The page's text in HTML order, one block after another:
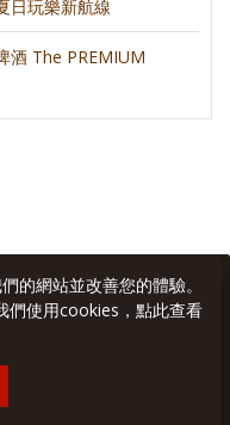
日玩樂新航線
酒 The PREMIUM
的網站並改善您的體驗。
們使用cookies，點此查看